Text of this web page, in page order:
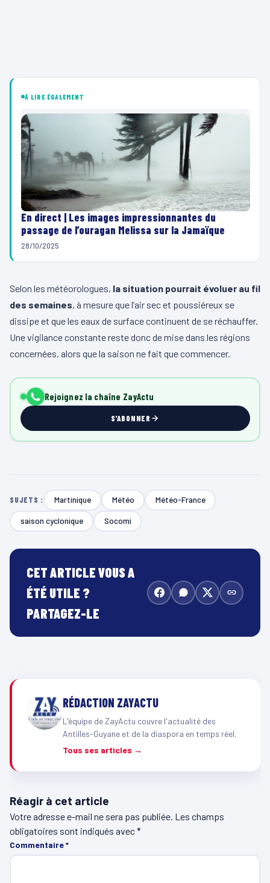
À LIRE ÉGALEMENT
En direct | Les images impressionnantes du
passage de l’ouragan Melissa sur la Jamaïque
28/10/2025
Selon les météorologues, la situation pourrait évoluer au fil
des semaines, à mesure que l’air sec et poussiéreux se
dissipe et que les eaux de surface continuent de se réchauffer.
Une vigilance constante reste donc de mise dans les régions
concernées, alors que la saison ne fait que commencer.
Rejoignez la chaîne ZayActu
S'ABONNER
SUJETS : Martinique Météo Météo-France
saison cyclonique Socomi
CET ARTICLE VOUS A
ÉTÉ UTILE ?
PARTAGEZ-LE
RÉDACTION ZAYACTU
L'équipe de ZayActu couvre l'actualité des
Antilles-Guyane et de la diaspora en temps réel.
Tous ses articles →
Réagir à cet article
Votre adresse e-mail ne sera pas publiée. Les champs
obligatoires sont indiqués avec*
Commentaire*